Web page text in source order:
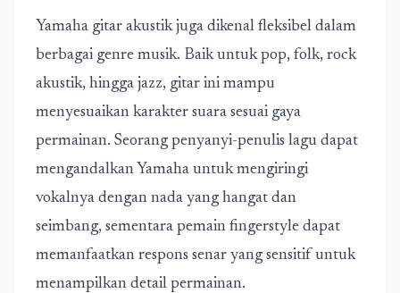
Yamaha gitar akustik juga dikenal fleksibel dalam
berbagai genre musik. Baik untuk pop, folk, rock
akustik, hingga jazz, gitar ini mampu
menyesuaikan karakter suara sesuai gaya
permainan. Seorang penyanyi-penulis lagu dapat
mengandalkan Yamaha untuk mengiringi
vokalnya dengan nada yang hangat dan
seimbang, sementara pemain fingerstyle dapat
memanfaatkan respons senar yang sensitif untuk
menampilkan detail permainan.